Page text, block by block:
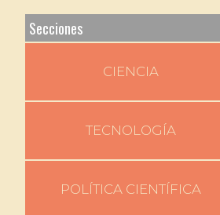
Secciones
CIENCIA
TECNOLOGÍA
POLÍTICA CIENTÍFICA